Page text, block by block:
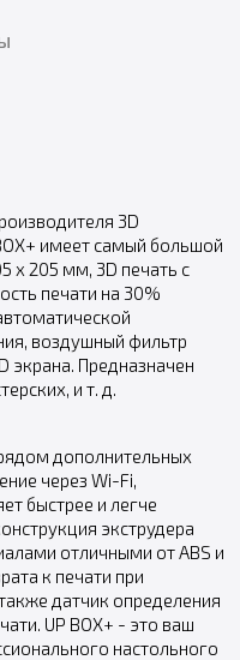
3D
имеет самый большой
x 205 мм, 3D печать с
печати на 30%
воздушный фильтр
экрана. Предназначен
и т. д.
дополнительных
через Wi-Fi,
быстрее и легче
экструдера
отличными от ABS и
к печати при
датчик определения
UP BOX+ - это ваш
настольного